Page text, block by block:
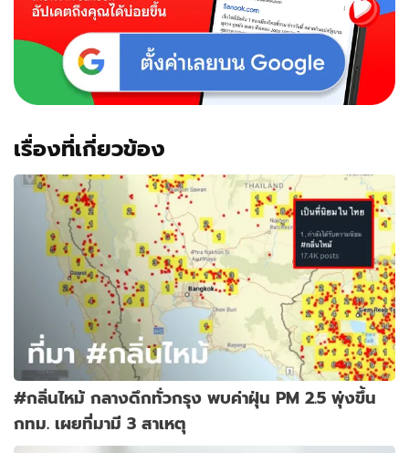
กระทบ
สุขภาพ
เรื่องที่เกี่ยวข้อง
#กลิ่นไหม้ กลางดึกทั่วกรุง พบค่าฝุ่น PM 2.5 พุ่งขึ้น
กทม. เผยที่มามี 3 สาเหตุ